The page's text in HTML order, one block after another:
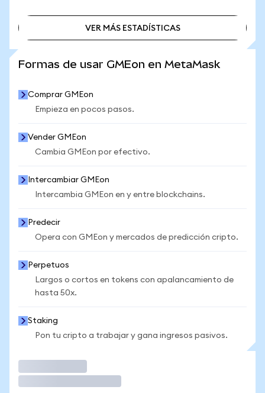
VER MÁS ESTADÍSTICAS
Formas de usar GMEon en MetaMask
Comprar GMEon
Empieza en pocos pasos.
Vender GMEon
Cambia GMEon por efectivo.
Intercambiar GMEon
Intercambia GMEon en y entre blockchains.
Predecir
Opera con GMEon y mercados de predicción cripto.
Perpetuos
Largos o cortos en tokens con apalancamiento de
hasta 50x.
Staking
Pon tu cripto a trabajar y gana ingresos pasivos.